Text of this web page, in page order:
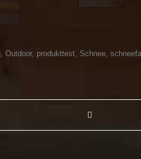
Outdoor, produkttest Schnee schneefall